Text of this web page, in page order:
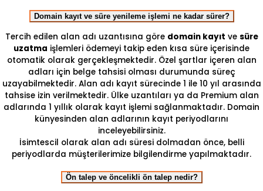
Domain kayıt ve süre yenileme işlemi ne kadar sürer?
Tercih edilen alan adı uzantısına göre domain kayıt ve süre
uzatma işlemleri ödemeyi takip eden kısa süre içerisinde
otomatik olarak gerçekleşmektedir. Özel şartlar içeren alan
adları için belge tahsisi olması durumunda süreç
uzayabilmektedir. Alan adı kayıt sürecinde 1 ile 10 yıl arasında
tahsise izin verilmektedir. Ülke uzantıları ya da Premium alan
adlarında 1 yıllık olarak kayıt işlemi sağlanmaktadır. Domain
künyesinden alan adlarının kayıt periyodlarını
inceleyebilirsiniz.
İsimtescil olarak alan adı süresi dolmadan önce, belli
periyodlarda müşterilerimize bilgilendirme yapılmaktadır.
Ön talep ve öncelikli ön talep nedir?